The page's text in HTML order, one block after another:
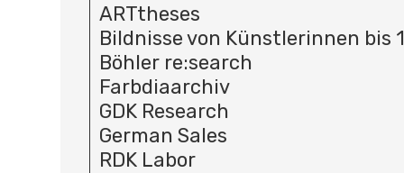
ARTtheses
Bildnisse von Künstlerinnen bis
Böhler re:search
Farbdiaarchiv
GDK Research
German Sales
RDK Labor